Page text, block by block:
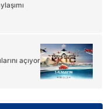
açıyor